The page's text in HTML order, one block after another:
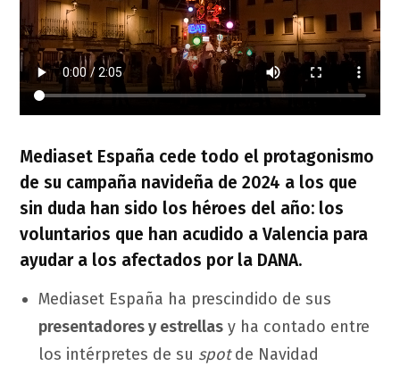
Mediaset España cede todo el protagonismo
de su campaña navideña de 2024 a los que
sin duda han sido los héroes del año: los
voluntarios que han acudido a Valencia para
ayudar a los afectados por la DANA.
Mediaset España ha prescindido de sus
presentadores y estrellas y ha contado entre
los intérpretes de su spotde Navidad